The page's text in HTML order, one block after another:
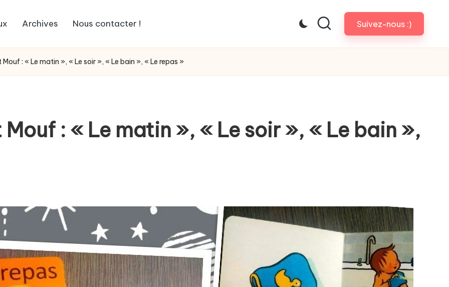
Archives Nous contacter ! Suivez-nous :)
: « Le matin », « Le soir », « Le bain », « Le repas »
: « Le matin », « Le soir », « Le bain »,